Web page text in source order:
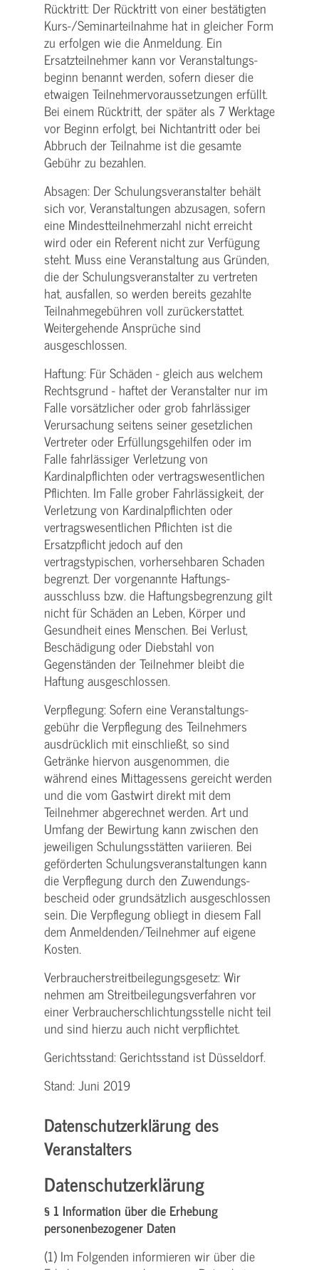
Rücktritt: Der Rücktritt von einer bestätigten
Kurs-/­Seminarteilnahme hat in gleicher Form
zu erfolgen wie die Anmeldung. Ein
Ersatzteilnehmer kann vor Veranstaltungs­
beginn benannt werden, sofern dieser die
etwaigen Teilnehmer­voraussetzungen erfüllt.
Bei einem Rücktritt, der später als 7 Werktage
vor Beginn erfolgt, bei Nichtantritt oder bei
Abbruch der Teilnahme ist die gesamte
Gebühr zu bezahlen.
Absagen: Der Schulungs­veranstalter behält
sich vor, Veranstaltungen abzusagen, sofern
eine Mindest­teilnehmerzahl nicht erreicht
wird oder ein Referent nicht zur Verfügung
steht. Muss eine Veranstaltung aus Gründen,
die der Schulungs­veranstalter zu vertreten
hat, ausfallen, so werden bereits gezahlte
Teilnahme­gebühren voll zurückerstattet.
Weitergehende Ansprüche sind
ausgeschlossen.
Haftung: Für Schäden - gleich aus welchem
Rechtsgrund - haftet der Veranstalter nur im
Falle vorsätzlicher oder grob fahrlässiger
Verursachung seitens seiner gesetzlichen
Vertreter oder Erfüllungsgehilfen oder im
Falle fahrlässiger Verletzung von
Kardinalpflichten oder vertrags­wesentlichen
Pflichten. Im Falle grober Fahrlässigkeit, der
Verletzung von Kardinalpflichten oder
vertrags­wesentlichen Pflichten ist die
Ersatzpflicht jedoch auf den
vertragstypischen, vorhersehbaren Schaden
begrenzt. Der vorgenannte Haftungs­
ausschluss bzw. die Haftungs­begrenzung gilt
nicht für Schäden an Leben, Körper und
Gesundheit eines Menschen. Bei Verlust,
Beschädigung oder Diebstahl von
Gegenständen der Teilnehmer bleibt die
Haftung ausgeschlossen.
Verpflegung: Sofern eine Veranstaltungs­
gebühr die Verpflegung des Teilnehmers
ausdrücklich mit einschließt, so sind
Getränke hiervon ausgenommen, die
während eines Mittagessens gereicht werden
und die vom Gastwirt direkt mit dem
Teilnehmer abgerechnet werden. Art und
Umfang der Bewirtung kann zwischen den
jeweiligen Schulungsstätten variieren. Bei
geförderten Schulungs­veranstaltungen kann
die Verpflegung durch den Zuwendungs­
bescheid oder grundsätzlich ausgeschlossen
sein. Die Verpflegung obliegt in diesem Fall
dem Anmeldenden/­Teilnehmer auf eigene
Kosten.
Verbraucher­streitbeilegungs­gesetz: Wir
nehmen am Streit­beilegungs­verfahren vor
einer Verbraucher­schlichtungs­stelle nicht teil
und sind hierzu auch nicht verpflichtet.
Gerichtsstand: Gerichtsstand ist Düsseldorf.
Stand: Juni 2019
Datenschutzerklärung des
Veranstalters
Datenschutzerklärung
§ 1 Information über die Erhebung
personenbezogener Daten
(1) Im Folgenden informieren wir über die